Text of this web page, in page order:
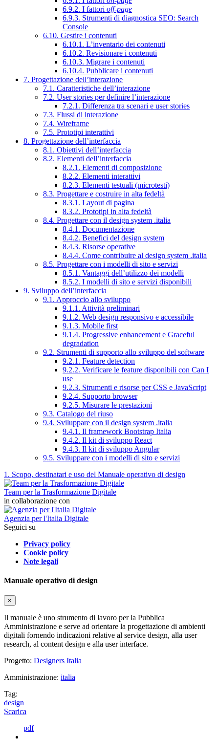
6.9.2. I fattori off-page
6.9.3. Strumenti di diagnostica SEO: Search
Console
6.10. Gestire i contenuti
6.10.1. L’inventario dei contenuti
6.10.2. Revisionare i contenuti
6.10.3. Migrare i contenuti
6.10.4. Pubblicare i contenuti
7. Progettazione dell’interazione
7.1. Caratteristiche dell’interazione
7.2. User stories per definire l’interazione
7.2.1. Differenza tra scenari e user stories
7.3. Flussi di interazione
7.4. Wireframe
7.5. Prototipi interattivi
8. Progettazione dell’interfaccia
8.1. Obiettivi dell’interfaccia
8.2. Elementi dell’interfaccia
8.2.1. Elementi di composizione
8.2.2. Elementi interattivi
8.2.3. Elementi testuali (microtesti)
8.3. Progettare e costruire in alta fedeltà
8.3.1. Layout di pagina
8.3.2. Prototipi in alta fedeltà
8.4. Progettare con il design system .italia
8.4.1. Documentazione
8.4.2. Benefici del design system
8.4.3. Risorse operative
8.4.4. Come contribuire al design system .italia
8.5. Progettare con i modelli di sito e servizi
8.5.1. Vantaggi dell’utilizzo dei modelli
8.5.2. I modelli di sito e servizi disponibili
9. Sviluppo dell’interfaccia
9.1. Approccio allo sviluppo
9.1.1. Attività preliminari
9.1.2. Web design responsivo e accessibile
9.1.3. Mobile first
9.1.4. Progressive enhancement e Graceful
degradation
9.2. Strumenti di supporto allo sviluppo del software
9.2.1. Feature detection
9.2.2. Verificare le feature disponibili con Can I
use
9.2.3. Strumenti e risorse per CSS e JavaScript
9.2.4. Supporto browser
9.2.5. Misurare le prestazioni
9.3. Catalogo del riuso
9.4. Sviluppare con il design system .italia
9.4.1. Il framework Bootstrap Italia
9.4.2. Il kit di sviluppo React
9.4.3. Il kit di sviluppo Angular
9.5. Sviluppare con i modelli di sito e servizi
1. Scopo, destinatari e uso del Manuale operativo di design
Team per la Trasformazione Digitale
in collaborazione con
Agenzia per l'Italia Digitale
Seguici su
Privacy policy
Cookie policy
Note legali
Manuale operativo di design
×
Il manuale è uno strumento di lavoro per la Pubblica
Amministrazione e serve ad orientare la progettazione di ambienti
digitali fornendo indicazioni relative al service design, alla user
research, al content design e alla user interface.
Progetto: Designers Italia
Amministrazione: italia
Tag:
design
Scarica
pdf